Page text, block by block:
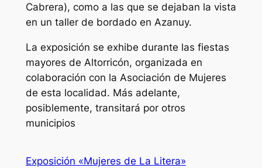
Cabrera), como a las que se dejaban la vista
en un taller de bordado en Azanuy.
La exposición se exhibe durante las fiestas
mayores de Altorricón, organizada en
colaboración con la Asociación de Mujeres
de esta localidad. Más adelante,
posiblemente, transitará por otros
municipios
Exposición «Mujeres de La Litera»